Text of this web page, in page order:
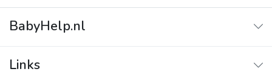
BabyHelp.nl
Vraag & Antwoord
Links